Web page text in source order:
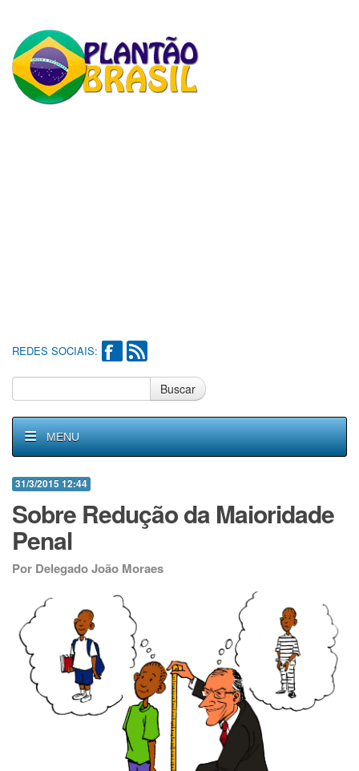
REDES SOCIAIS:
Buscar
MENU
31/3/2015 12:44
Sobre Redução da Maioridade
Penal
Por Delegado João Moraes